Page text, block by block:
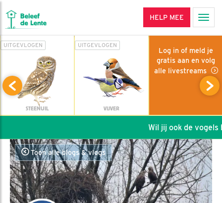
HELP MEE
UITGEVLOGEN
STEENUIL
UITGEVLOGEN
VIJVER
Log in of meld je
gratis aan en volg
alle livestreams
Wil jij ook de vogels
Toon alle blogs & vlogs